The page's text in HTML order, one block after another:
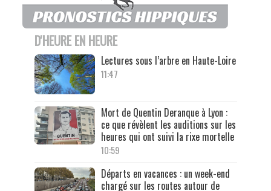
D'HEURE EN HEURE
Lectures sous l’arbre en Haute-Loire
11:47
Mort de Quentin Deranque à Lyon :
ce que révèlent les auditions sur les
heures qui ont suivi la rixe mortelle
10:59
Départs en vacances : un week-end
chargé sur les routes autour de